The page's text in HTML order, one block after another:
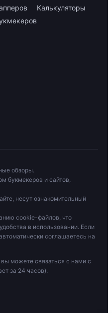
Калькуляторы
обзоры.
букмекеров и сайтов,
несут ознакомительный
cookie-файлов, что
в использовании. Если
соглашаетесь на
можете связаться с нами с
за 24 часов).